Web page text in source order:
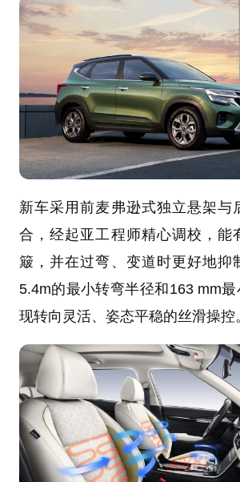
新车采用前麦弗逊式独立悬架与
合，经起亚工程师精心调校，能
簸，并在过弯、变道时更好地抑
5.4m的最小转弯半径和163 mm
现转向灵活、姿态平稳的丝滑操控